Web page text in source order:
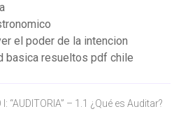
el poder de la intencion
basica resueltos pdf chile
“AUDITORIA” – 1.1 ¿Qué es Auditar?